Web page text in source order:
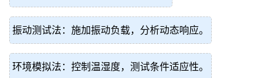
振动测试法：施加振动负载，分析动态响应。
环境模拟法：控制温湿度，测试条件适应性。